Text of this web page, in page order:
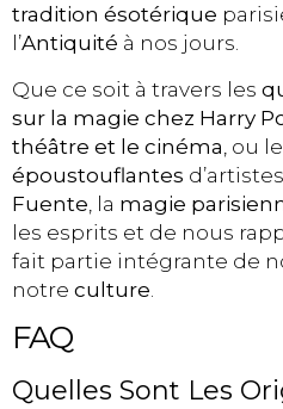
tradition ésotérique
l’Antiquité à nos jours.
Que ce soit à travers les
sur la magie chez Harry
théâtre et le cinéma , ou
époustouflantes
Fuente , la magie
les esprits et de nous
fait partie intégrante de
notre culture
FAQ
Quelles Sont Les